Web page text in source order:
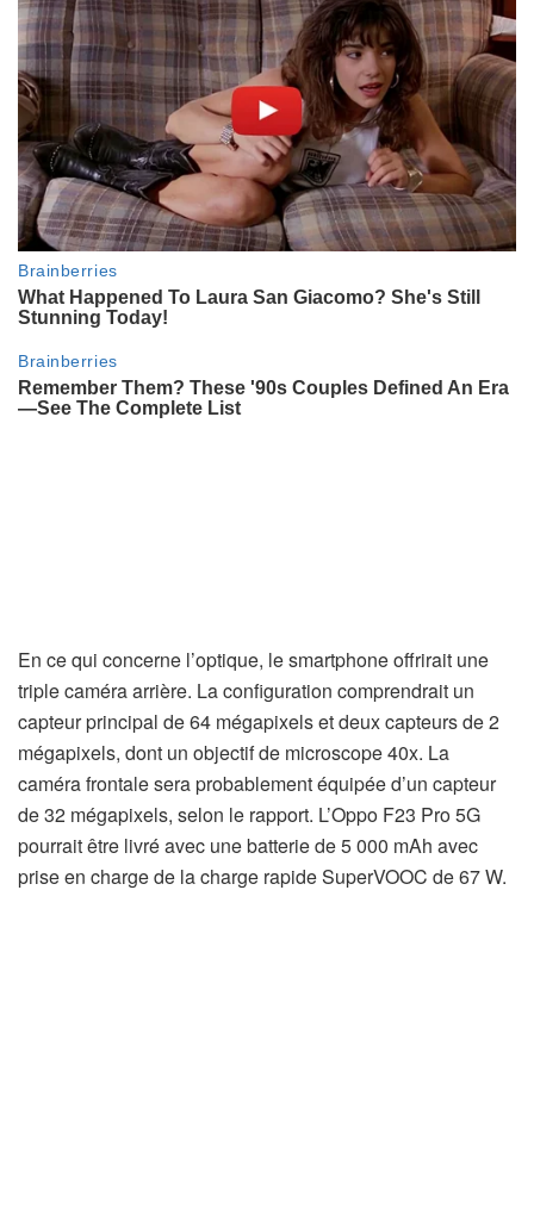
En ce qui concerne l’optique, le smartphone offrirait une
triple caméra arrière. La configuration comprendrait un
capteur principal de 64 mégapixels et deux capteurs de 2
mégapixels, dont un objectif de microscope 40x. La
caméra frontale sera probablement équipée d’un capteur
de 32 mégapixels, selon le rapport. L’Oppo F23 Pro 5G
pourrait être livré avec une batterie de 5 000 mAh avec
prise en charge de la charge rapide SuperVOOC de 67 W.